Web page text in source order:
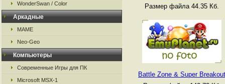
WonderSwan / Color
Аркадные
MAME
Neo-Geo
Компьютеры
Современные Игры для ПК
Microsoft MSX-1
Размер файла 44.35 Кб.
Battle Zone & Super Breakout